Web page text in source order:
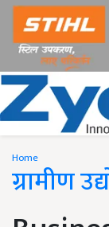
Home
ग्रामीण